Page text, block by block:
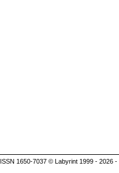
ISSN 1650-7037 © Labyrint 1999 - 2026 -